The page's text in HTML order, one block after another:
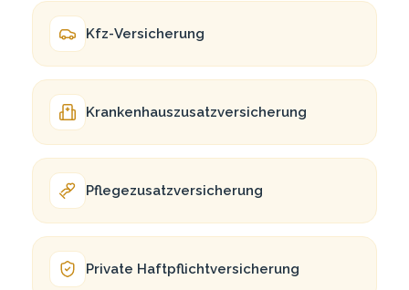
Kfz-Ver­si­che­rung
Krankenhauszusatz­versicherung
Pflegezusatz­versicherung
Pri­va­te Haftpflichtversicherung